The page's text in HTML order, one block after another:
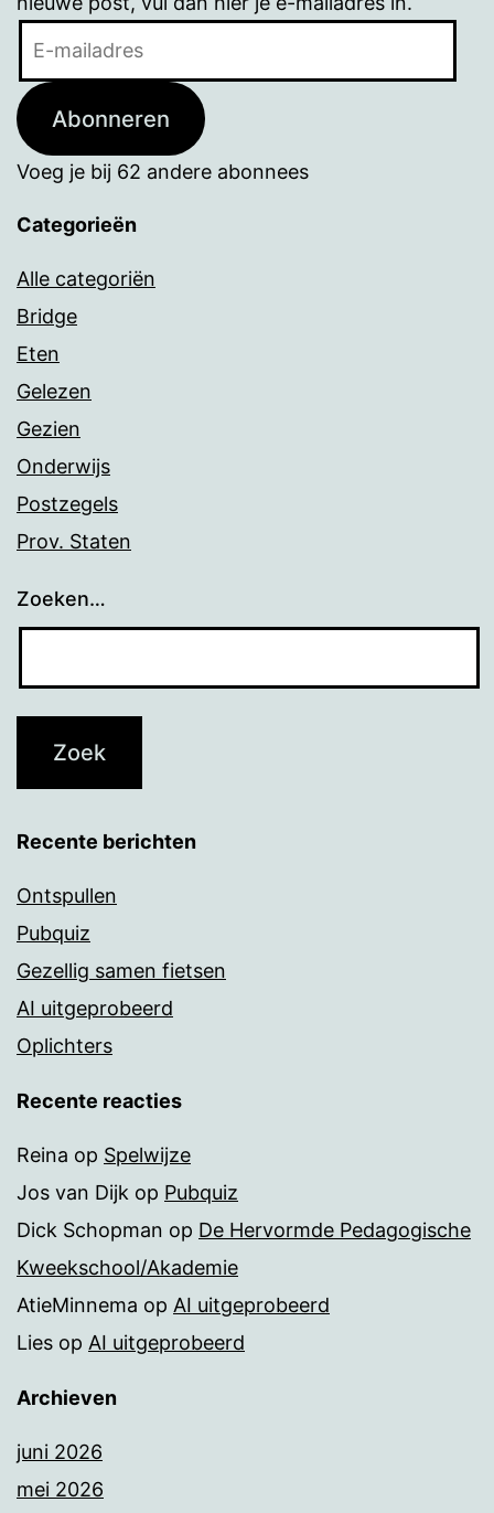
Abonneren
Voeg je bij 62 andere abonnees
Categorieën
Alle categoriën
Bridge
Eten
Gelezen
Gezien
Onderwijs
Postzegels
Prov. Staten
Zoeken…
Recente berichten
Ontspullen
Pubquiz
Gezellig samen fietsen
AI uitgeprobeerd
Oplichters
Recente reacties
Reina op Spelwijze
Jos van Dijk op Pubquiz
Dick Schopman op De Hervormde Pedagogische
Kweekschool/Akademie
AtieMinnema op AI uitgeprobeerd
Lies op AI uitgeprobeerd
Archieven
juni 2026
mei 2026